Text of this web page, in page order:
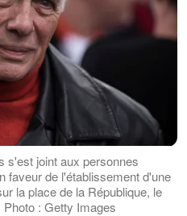
s'est joint aux personnes
faveur de l'établissement d'une
la place de la République, le
: Getty Images